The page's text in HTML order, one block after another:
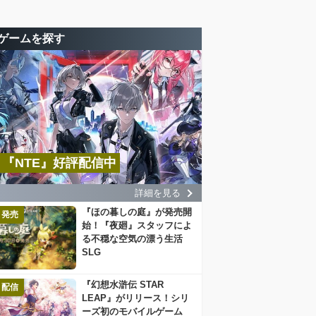
ームを探す
『NTE』好評配信中
詳細を見る
発売
『ほの暮しの庭』が発売開
始！『夜廻』スタッフによ
る不穏な空気の漂う生活
SLG
配信
『幻想水滸伝 STAR
LEAP』がリリース！シリ
ーズ初のモバイルゲーム